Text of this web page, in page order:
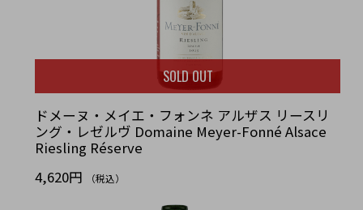
SOLD OUT
ドメーヌ・メイエ・フォンネ アルザス リースリ
ング・レゼルヴ Domaine Meyer-Fonné Alsace
Riesling Réserve
4,620円
（税込）